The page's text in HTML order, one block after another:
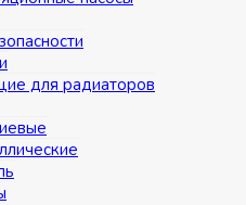
для радиаторов